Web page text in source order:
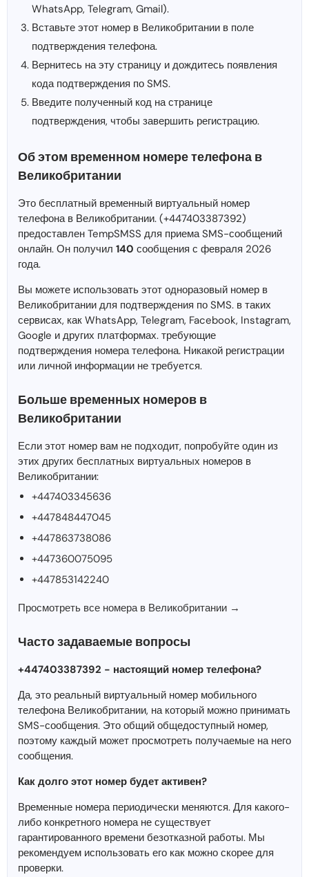
WhatsApp, Telegram, Gmail).
Вставьте этот номер в Великобритании в поле
подтверждения телефона.
Вернитесь на эту страницу и дождитесь появления
кода подтверждения по SMS.
Введите полученный код на странице
подтверждения, чтобы завершить регистрацию.
Об этом временном номере телефона в
Великобритании
Это бесплатный временный виртуальный номер
телефона в Великобритании. (+447403387392)
предоставлен TempSMSS для приема SMS-сообщений
онлайн. Он получил 140 сообщения с февраля 2026
года.
Вы можете использовать этот одноразовый номер в
Великобритании для подтверждения по SMS. в таких
сервисах, как WhatsApp, Telegram, Facebook, Instagram,
Google и других платформах. требующие
подтверждения номера телефона. Никакой регистрации
или личной информации не требуется.
Больше временных номеров в
Великобритании
Если этот номер вам не подходит, попробуйте один из
этих других бесплатных виртуальных номеров в
Великобритании:
+447403345636
+447848447045
+447863738086
+447360075095
+447853142240
Просмотреть все номера в Великобритании →
Часто задаваемые вопросы
+447403387392 - настоящий номер телефона?
Да, это реальный виртуальный номер мобильного
телефона Великобритании, на который можно принимать
SMS-сообщения. Это общий общедоступный номер,
поэтому каждый может просмотреть получаемые на него
сообщения.
Как долго этот номер будет активен?
Временные номера периодически меняются. Для какого-
либо конкретного номера не существует
гарантированного времени безотказной работы. Мы
рекомендуем использовать его как можно скорее для
проверки.